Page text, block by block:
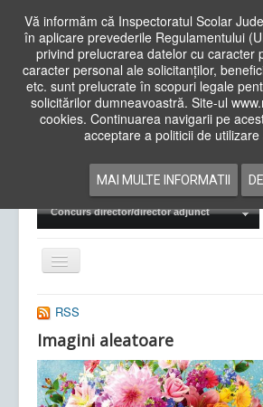
Vă informăm că Inspectoratul Scolar
în aplicare prevederile Regulamentului
privind prelucrarea datelor cu caracter
caracter personal ale solicitanților,
etc. sunt prelucrate în scopuri legale
solicitărilor dumneavoastră. Site-ul
cookies. Continuarea navigarii pe
acceptare a politicii de utilizare
MAI MULTE INFORMATII
Cauta
in
siteAcasa Cadre Didactice
Examene Naționale
Concurs director/director adjunct
Comută
navigarea
RSS
Imagini aleatoare